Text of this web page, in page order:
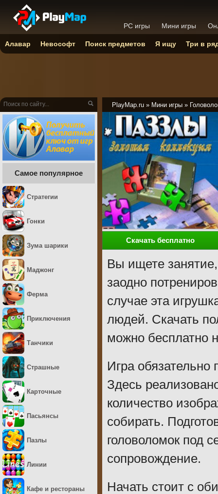
PlayMap.ru » Мини игры »
Скачать бесплатно
Вы ищете занятие,
заодно
случае эта
людей. Скачать
можно бесплатно
Игра
Здесь
количество
собирать.
головоломок под
сопровождение.
Начать стоит с
Самое популярное
Стратегии
Гонки
Зума шарики
Маджонг
Ферма
Приключения
Танчики
Страшные
Карточные
Пасьянсы
Пазлы
Линии
Кафе и рестораны
PC игры Мини игры
Алавар Невософт Поиск предметов Я ищу Три в